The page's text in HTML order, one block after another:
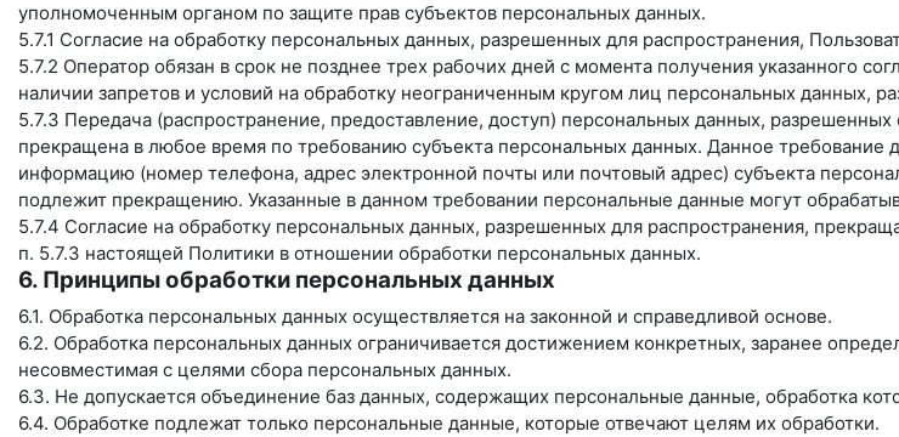
уполномоченным органом по защите прав субъектов персональных данных.
5.7.1 Согласие на обработку персональных данных, разрешенных для распространения,
5.7.2 Оператор обязан в срок не позднее трех рабочих дней с момента получения указанного
наличии запретов и условий на обработку неограниченным кругом лиц персональных данных,
5.7.3 Передача (распространение, предоставление, доступ) персональных данных,
прекращена в любое время по требованию субъекта персональных данных. Данное
информацию (номер телефона, адрес электронной почты или почтовый адрес) субъекта
подлежит прекращению. Указанные в данном требовании персональные данные могут
5.7.4 Согласие на обработку персональных данных, разрешенных для распространения,
п. 5.7.3 настоящей Политики в отношении обработки персональных данных.
6. Принципы обработки персональных данных
6.1. Обработка персональных данных осуществляется на законной и справедливой основе.
6.2. Обработка персональных данных ограничивается достижением конкретных, заранее
несовместимая с целями сбора персональных данных.
6.3. Не допускается объединение баз данных, содержащих персональные данные, обработка
6.4. Обработке подлежат только персональные данные, которые отвечают целям их обработки.